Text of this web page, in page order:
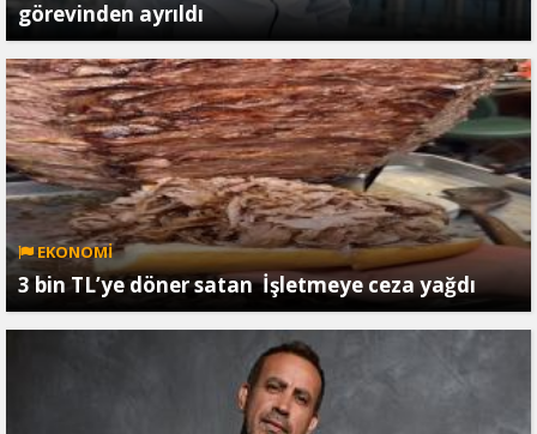
görevinden ayrıldı
EKONOMİ
3 bin TL’ye döner satan İşletmeye ceza yağdı